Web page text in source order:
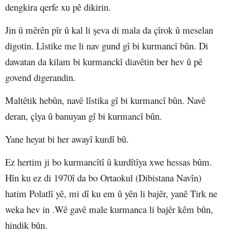
dengkira qerfe xu pê dikirin.
Jin û mêrên pîr û kal li şeva di mala da çîrok û meselan
digotin. Lîstike me li nav gund gî bi kurmancî bûn. Di
dawatan da kilam bi kurmanckî diavêtin ber hev û pê
govend digerandin.
Maltêtik hebûn, navê lîstika gî bi kurmancî bûn. Navê
deran, çîya û banuyan gî bi kurmancî bûn.
Yane heyat bi her awayî kurdî bû.
Ez hertim ji bo kurmancîtî û kurdîtîya xwe hessas bûm.
Hîn ku ez di 1970î da bo Ortaokul (Dibistana Navîn)
hatim Polatlî yê, mi dî ku em û yên li bajêr, yanê Tirk ne
weka hev in .Wê gavê male kurmanca li bajêr kêm bûn,
hindik bûn.